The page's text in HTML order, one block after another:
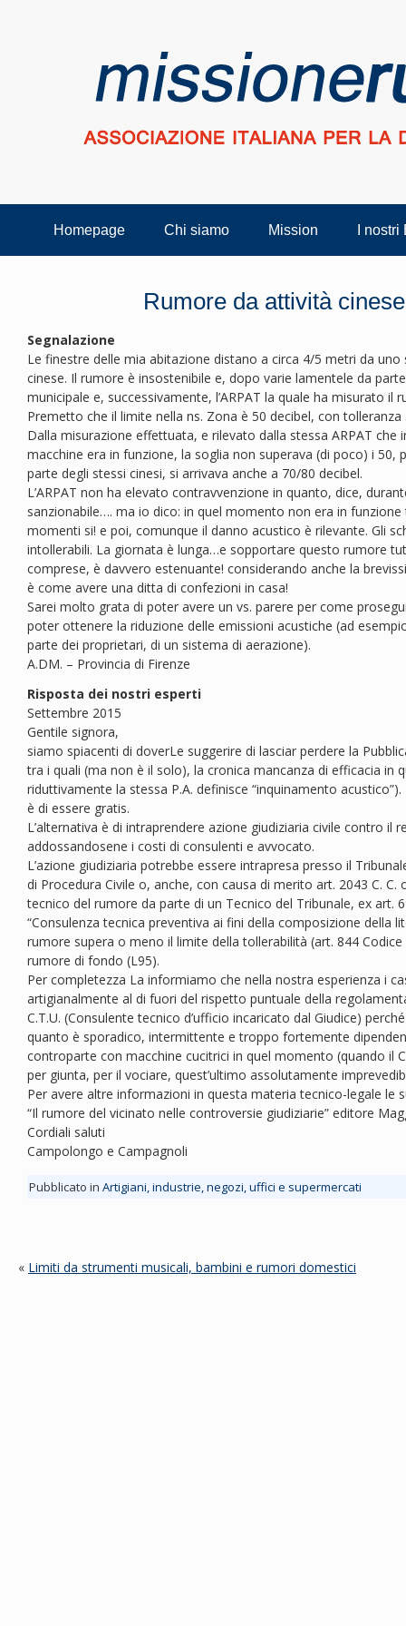
Homepage Chi siamo Mission I
Rumore da attività
Segnalazione
Le finestre delle mia abitazione distano a circa 4/5 metri da
cinese. Il rumore è insostenibile e, dopo varie lamentele da
municipale e, successivamente, l’ARPAT la quale ha misurato
Premetto che il limite nella ns. Zona è 50 decibel, con tolleranza
Dalla misurazione effettuata, e rilevato dalla stessa ARPAT
macchine era in funzione, la soglia non superava (di poco) i 50,
parte degli stessi cinesi, si arrivava anche a 70/80 decibel.
L’ARPAT non ha elevato contravvenzione in quanto, dice,
sanzionabile…. ma io dico: in quel momento non era in
momenti si! e poi, comunque il danno acustico è rilevante. Gli
intollerabili. La giornata è lunga…e sopportare questo rumore
comprese, è davvero estenuante! considerando anche la
è come avere una ditta di confezioni in casa!
Sarei molto grata di poter avere un vs. parere per come
poter ottenere la riduzione delle emissioni acustiche (ad
parte dei proprietari, di un sistema di aerazione).
A.DM. – Provincia di Firenze
Risposta dei nostri esperti
Settembre 2015
Gentile signora,
siamo spiacenti di doverLe suggerire di lasciar perdere la
tra i quali (ma non è il solo), la cronica mancanza di efficacia in
riduttivamente la stessa P.A. definisce “inquinamento
è di essere gratis.
L’alternativa è di intraprendere azione giudiziaria civile contro il
addossandosene i costi di consulenti e avvocato.
L’azione giudiziaria potrebbe essere intrapresa presso il
di Procedura Civile o, anche, con causa di merito art. 2043 C.
tecnico del rumore da parte di un Tecnico del Tribunale, ex art.
“Consulenza tecnica preventiva ai fini della composizione della
rumore supera o meno il limite della tollerabilità (art. 844
rumore di fondo (L95).
Per completezza La informiamo che nella nostra esperienza i
artigianalmente al di fuori del rispetto puntuale della
C.T.U. (Consulente tecnico d’ufficio incaricato dal Giudice)
quanto è sporadico, intermittente e troppo fortemente
controparte con macchine cucitrici in quel momento (quando il
per giunta, per il vociare, quest’ultimo assolutamente
Per avere altre informazioni in questa materia tecnico-legale le
“Il rumore del vicinato nelle controversie giudiziarie” editore
Cordiali saluti
Campolongo e Campagnoli
Pubblicato in Artigiani, industrie, negozi, uffici e supermercati
« Limiti da strumenti musicali, bambini e rumori domestici